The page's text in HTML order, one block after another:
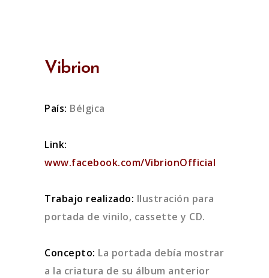
Vibrion
País: Bélgica
Link:
www.facebook.com/VibrionOfficial
Trabajo realizado: Ilustración para
portada de vinilo, cassette y CD.
Concepto: La portada debía mostrar
a la criatura de su álbum anterior